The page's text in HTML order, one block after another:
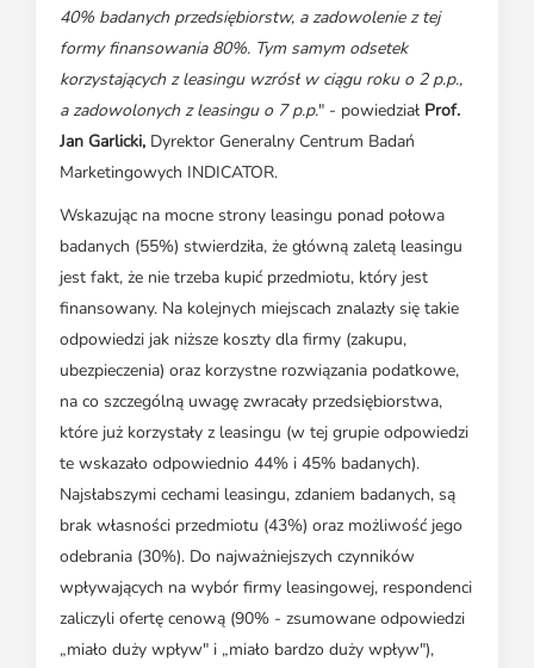
40% badanych przedsiębiorstw, a zadowolenie z tej
formy finansowania 80%. Tym samym odsetek
korzystających z leasingu wzrósł w ciągu roku o 2 p.p.,
a zadowolonych z leasingu o 7 p.p." - powiedział Prof.
Jan Garlicki, Dyrektor Generalny Centrum Badań
Marketingowych INDICATOR.
Wskazując na mocne strony leasingu ponad połowa
badanych (55%) stwierdziła, że główną zaletą leasingu
jest fakt, że nie trzeba kupić przedmiotu, który jest
finansowany. Na kolejnych miejscach znalazły się takie
odpowiedzi jak niższe koszty dla firmy (zakupu,
ubezpieczenia) oraz korzystne rozwiązania podatkowe,
na co szczególną uwagę zwracały przedsiębiorstwa,
które już korzystały z leasingu (w tej grupie odpowiedzi
te wskazało odpowiednio 44% i 45% badanych).
Najsłabszymi cechami leasingu, zdaniem badanych, są
brak własności przedmiotu (43%) oraz możliwość jego
odebrania (30%). Do najważniejszych czynników
wpływających na wybór firmy leasingowej, respondenci
zaliczyli ofertę cenową (90% - zsumowane odpowiedzi
„miało duży wpływ" i „miało bardzo duży wpływ"),